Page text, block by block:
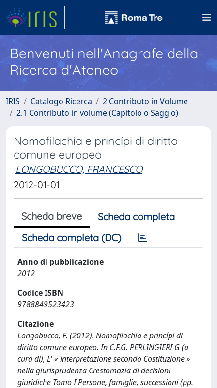
Benvenuti nell'Anagrafe della
Ricerca d'Ateneo
IRIS Catalogo Ricerca
2 Contributo in Volume
2.1 Contributo in volume (Capitolo o Saggio)
Nomofilachia e princípi di diritto
comune europeo
LONGOBUCCO, FRANCESCO
2012-01-01
Scheda breve
Scheda completa
Scheda completa (DC)
Anno di pubblicazione
2012
Codice ISBN
9788849523423
Citazione
Longobucco, F. (2012). Nomofilachia e princípi di
diritto comune europeo. In C.F.G. PERLINGIERI G (a
cura di), L' « interpretazione secondo Costituzione »
nella giurisprudenza Crestomazia di decisioni
giuridiche Tomo I Persone, famiglie, successioni (pp.